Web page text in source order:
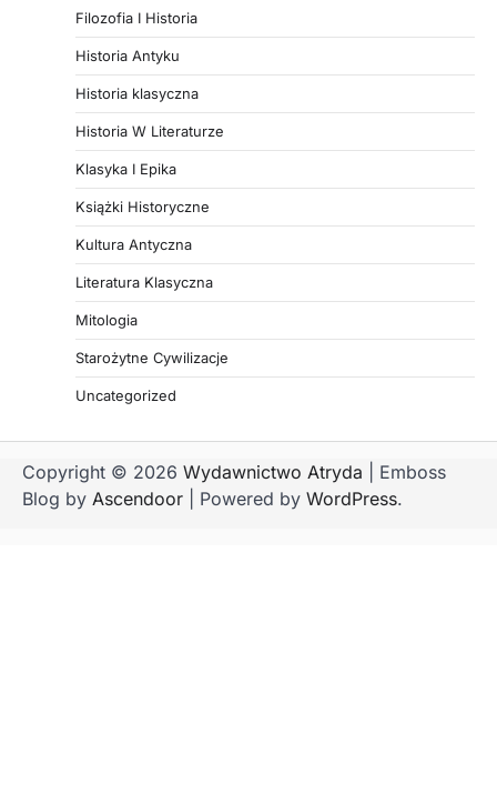
Filozofia I Historia
Historia Antyku
Historia klasyczna
Historia W Literaturze
Klasyka I Epika
Książki Historyczne
Kultura Antyczna
Literatura Klasyczna
Mitologia
Starożytne Cywilizacje
Uncategorized
Copyright © 2026 Wydawnictwo Atryda | Emboss
Blog by Ascendoor | Powered by WordPress.